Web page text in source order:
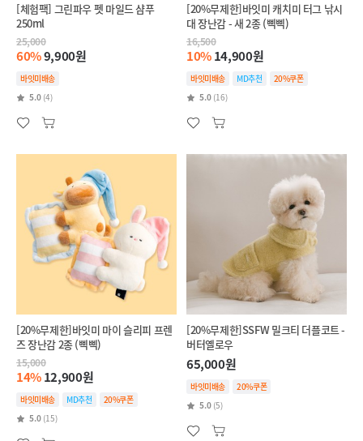
[체험팩] 그린파우 펫 마일드 샴푸
250ml
25,000
60%9,900원
바잇미배송
5.0 (4)
[20%무제한]바잇미 캐치미 터그 낚시
대 장난감 - 새 2종 (삑삑)
16,500
10%14,900원
바잇미배송 MD추천
20%쿠폰
5.0 (16)
[20%무제한]바잇미 마이 슬리피 프렌
즈 장난감 2종 (삑삑)
15,000
14%12,900원
바잇미배송 MD추천
20%쿠폰
5.0 (15)
[20%무제한]SSFW 밀크티 더플코트 -
버터옐로우
65,000원
바잇미배송
20%쿠폰
5.0 (5)